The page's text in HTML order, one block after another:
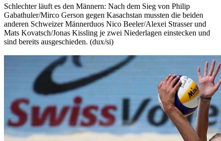
Schlechter läuft es den Männern: Nach dem Sieg von Philip
Gabathuler/Mirco Gerson gegen Kasachstan mussten die beiden
anderen Schweizer Männerduos Nico Beeler/Alexei Strasser und
Mats Kovatsch/Jonas Kissling je zwei Niederlagen einstecken und
sind bereits ausgeschieden. (dux/si)